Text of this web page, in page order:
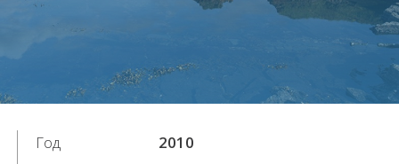
Год
2010